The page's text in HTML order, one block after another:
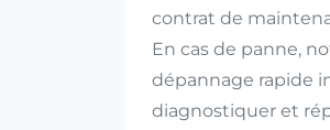
contrat de
En cas de panne,
dépannage rapide
diagnostiquer et